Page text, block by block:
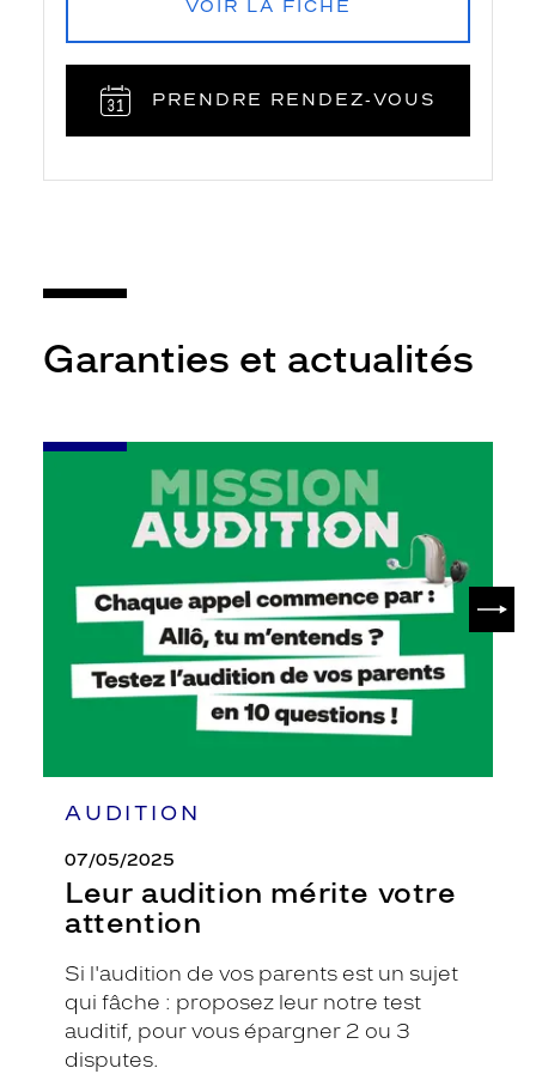
VOIR LA FICHE
PRENDRE RENDEZ‑VOUS
Garanties et actualités
AUDITION
07/05/2025
Leur audition mérite votre
attention
Si l'audition de vos parents est un sujet
qui fâche : proposez leur notre test
auditif, pour vous épargner 2 ou 3
disputes.
-